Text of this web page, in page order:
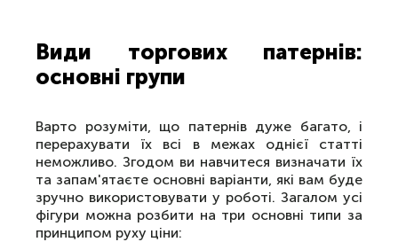
Види торгових патернів:
основні групи
Варто розуміти, що патернів дуже багато, і
перерахувати їх всі в межах однієї статті
неможливо. Згодом ви навчитеся визначати їх
та запам'ятаєте основні варіанти, які вам буде
зручно використовувати у роботі. Загалом усі
фігури можна розбити на три основні типи за
принципом руху ціни: